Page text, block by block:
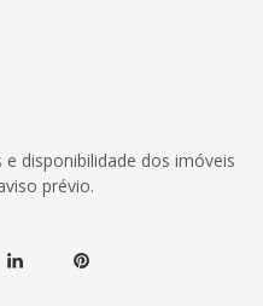
disponibilidade dos imóveis
prévio.
Linkedin Pinterest